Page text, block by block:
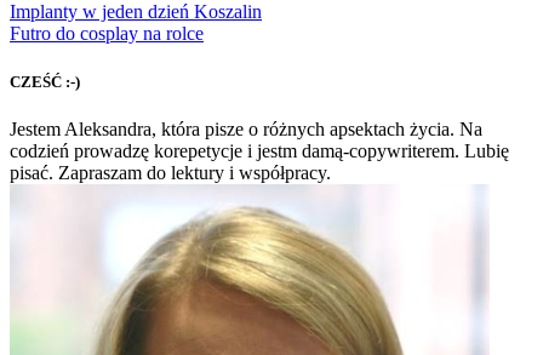
Implanty w jeden dzień Koszalin
Futro do cosplay na rolce
CZEŚĆ :-)
Jestem Aleksandra, która pisze o różnych apsektach życia. Na
codzień prowadzę korepetycje i jestm damą-copywriterem. Lubię
pisać. Zapraszam do lektury i współpracy.